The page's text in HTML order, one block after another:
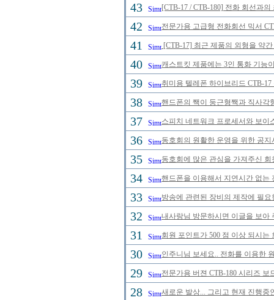
43 [CTB-17 / CTB-180] 전화 회선과
42 전문가용 고급형 전화회선 믹서
41 [CTB-17] 최근 제품의 외형을 약
40 캐스트킷 제품에는 3인 통화 기능
39 취미용 텔레폰 하이브리드 CTB-
38 핸드폰의 짹이 둥근형짹과 직사각
37 스피치 네트워크 프로세서와 보
36 동호회의 원활한 운영을 위한 공
35 동호회에 많은 관심을 가져주신
34 핸드폰을 이용해서 지연시간 없
33 방송에 관련된 장비의 제작에 필
32 내사랑님 방문하시면 이글을 보아
31 회원 포인트가 500 점 이상 되시
30 인주니님 보세요.. 전화를 이용한
29 전문가용 버젼 CTB-180 시리즈
28 새로운 발상... 그리고 현재 진행중